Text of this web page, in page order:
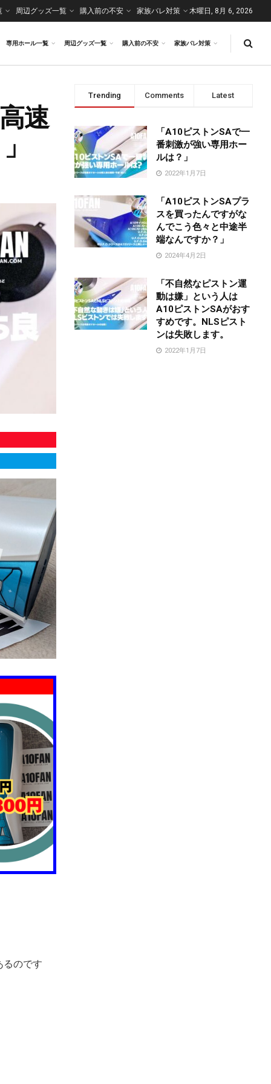
周辺グッズ一覧 購入前の不安 家族バレ対策 木曜日, 8月 6, 2026
専用ホール一覧 周辺グッズ一覧 購入前の不安 家族バレ対策
速
るのです
Trending Comments Latest
「A10ピストンSAで一
番刺激が強い専用ホー
ルは？」
2022年1月7日
「A10ピストンSAプラ
スを買ったんですがな
んでこう色々と中途半
端なんですか？」
2024年4月2日
「不自然なピストン運
動は嫌」という人は
A10ピストンSAがおす
すめです。NLSピスト
ンは失敗します。
2022年1月7日